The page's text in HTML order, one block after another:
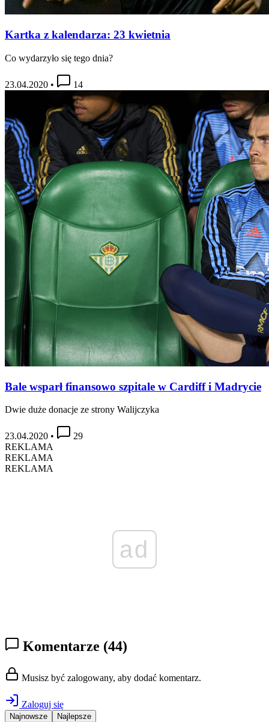
Kartka z kalendarza: 23 kwietnia
Co wydarzyło się tego dnia?
23.04.2020 • 14
Bale wsparł finansowo szpitale w Cardiff i Madrycie
Dwie duże donacje ze strony Walijczyka
23.04.2020 •
29
REKLAMA
REKLAMA
REKLAMA
ad
Komentarze (44)
Musisz być zalogowany, aby dodać komentarz.
Zaloguj się
Najnowsze Najlepsze